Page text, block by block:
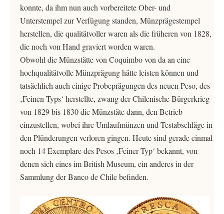
konnte, da ihm nun auch vorbereitete Ober- und
Unterstempel zur Verfügung standen, Münzprägestempel
herstellen, die qualitätvoller waren als die früheren von 1828,
die noch von Hand graviert worden waren.
Obwohl die Münzstätte von Coquimbo von da an eine
hochqualitätvolle Münzprägung hätte leisten können und
tatsächlich auch einige Probeprägungen des neuen Peso, des
‚Feinen Typs‘ herstellte, zwang der Chilenische Bürgerkrieg
von 1829 bis 1830 die Münzstäte dann, den Betrieb
einzustellen, wobei ihre Umlaufmünzen und Testabschläge in
den Plünderungen verloren gingen. Heute sind gerade einmal
noch 14 Exemplare des Pesos ‚Feiner Typ‘ bekannt, von
denen sich eines im British Museum, ein anderes in der
Sammlung der Banco de Chile befinden.